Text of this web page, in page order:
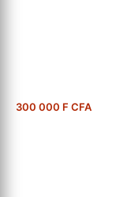
300 000 F CFA